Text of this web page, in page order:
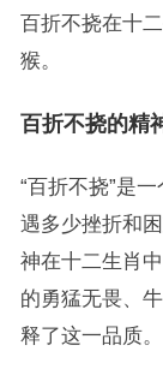
百折不挠在十
猴。
百折不挠的精
“百折不挠”是
遇多少挫折和
神在十二生肖
的勇猛无畏、
释了这一品质。